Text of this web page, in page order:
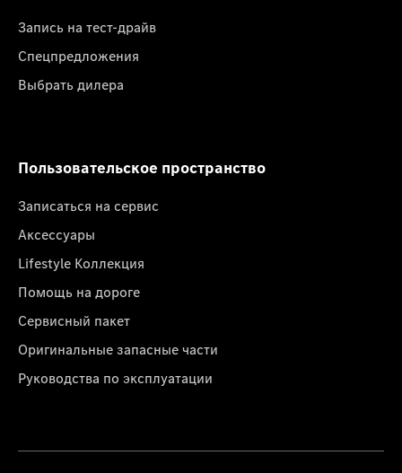
Запись на тест-драйв
Спецпредложения
Выбрать дилера
Пользовательское пространство
Записаться на сервис
Аксессуары
Lifestyle Коллекция
Помощь на дороге
Сервисный пакет
Оригинальные запасные части
Руководства по эксплуатации